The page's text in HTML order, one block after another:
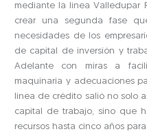
mediante la línea Valledupar
crear una segunda fase
necesidades de los
de capital de inversión y
Adelante con miras a
maquinaria y adecuaciones
línea de crédito salió no solo
capital de trabajo, sino que
recursos hasta cinco años